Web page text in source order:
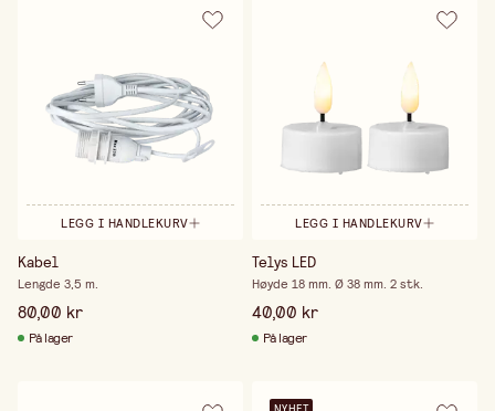
LEGG I HANDLEKURV
Kabel
Lengde 3,5 m.
80,00 kr
På lager
LEGG I HANDLEKURV
Telys LED
Høyde 18 mm. Ø 38 mm. 2 stk.
40,00 kr
På lager